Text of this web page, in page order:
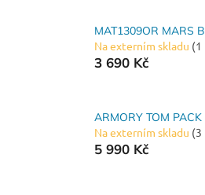
MAT1309OR MARS
Na externím skladu (1
3 690 Kč
ARMORY TOM
Na externím skladu (3
5 990 Kč